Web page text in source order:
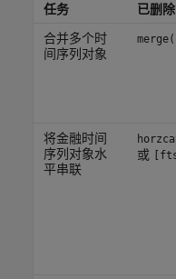
任务 已删
合并多个时
间序列对象
将金融时间
序列对象水
平串联
或